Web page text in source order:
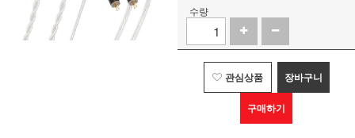
수량
관심상품 장바구니
구매하기